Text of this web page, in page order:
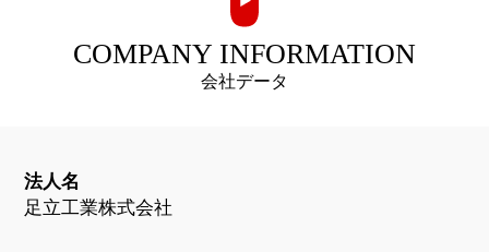
COMPANY INFORMATION
会社データ
法人名
足立工業株式会社